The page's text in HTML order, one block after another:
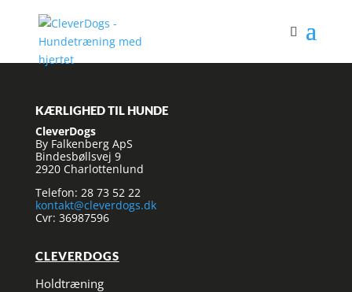
KÆRLIGHED TIL HUNDE
CleverDogs
By Falkenberg ApS
Bindesbøllsvej 9
2920 Charlottenlund
Telefon: 28 73 52 22
kontakt@cleverdogs.dk
Cvr: 36987596
CLEVERDOGS
Holdtræning